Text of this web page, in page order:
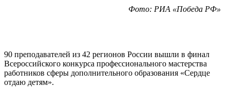
Фото: РИА «Победа РФ»
90 преподавателей из 42 регионов России вышли в финал
Всероссийского конкурса профессионального мастерства
работников сферы дополнительного образования «Сердце
отдаю детям».